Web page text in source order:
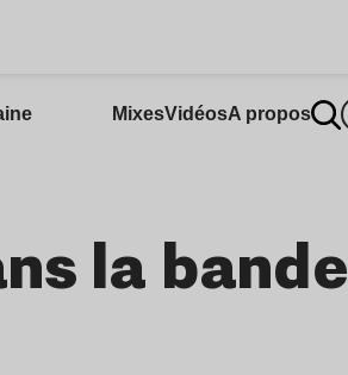
MixesVidéosA propos
la bande